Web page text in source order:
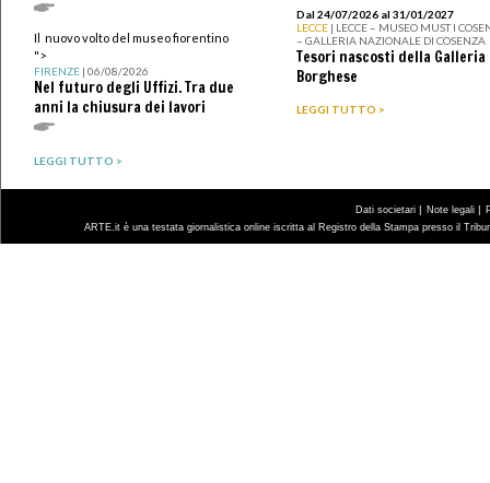
Il nuovo volto del museo fiorentino
">
FIRENZE | 06/08/2026
Nel futuro degli Uffizi. Tra due
anni la chiusura dei lavori
LEGGI TUTTO >
Dal 24/07/2026 al 31/01/2027
LECCE | LECCE – MUSEO MUST I
– GALLERIA NAZIONALE DI COSENZA
Tesori nascosti della Galleria
Borghese
LEGGI TUTTO >
Dati societari | Note legali |
ARTE.it è una testata giornalistica online iscritta al Registro della Stampa presso il